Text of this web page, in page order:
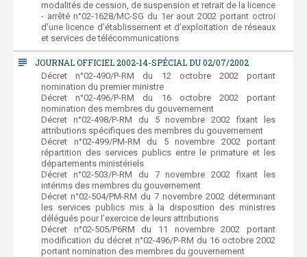
modalités de cession, de suspension et retrait de la licence
- arrêté n°02-1628/MC-SG du 1er aout 2002 portant octroi
d’une licence d’établissement et d’exploitation de réseaux
et services de télécommunications
subject JOURNAL OFFICIEL 2002-14-SPÉCIAL DU 02/07/2002
Décret n°02-490/P-RM du 12 octobre 2002 portant
nomination du premier ministre
Décret n°02-496/P-RM du 16 octobre 2002 portant
nomination des membres du gouvernement
Décret n°02-498/P-RM du 5 novembre 2002 fixant les
attributions spécifiques des membres du gouvernement
Décret n°02-499/PM-RM du 5 novembre 2002 portant
répartition des services publics entre le primature et les
départements ministériels
Décret n°02-503/P-RM du 7 novembre 2002 fixant les
intérims des membres du gouvernement
Décret n°02-504/PM-RM du 7 novembre 2002 déterminant
les services publics mis à la disposition des ministres
délégués pour l’exercice de leurs attributions
Décret n°02-505/P6RM du 11 novembre 2002 portant
modification du décret n°02-496/P-RM du 16 octobre 2002
portant nomination des membres du gouvernement